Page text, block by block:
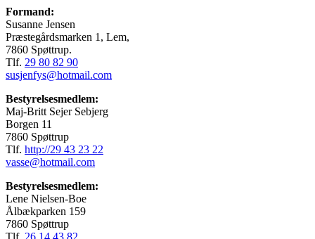
Formand:
Susanne Jensen
Præstegårdsmarken 1, Lem,
7860 Spøttrup.
Tlf. 29 80 82 90
susjenfys@hotmail.com
Bestyrelsesmedlem:
Maj-Britt Sejer Sebjerg
Borgen 11
7860 Spøttrup
Tlf. http://29 43 23 22
vasse@hotmail.com
Bestyrelsesmedlem:
Lene Nielsen-Boe
Ålbækparken 159
7860 Spøttrup
Tlf. 26 14 43 82